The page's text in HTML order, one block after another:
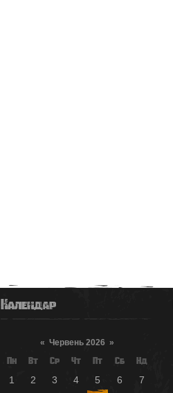
Календар
« Червень 2026 »
Пн Вт Ср Чт Пт Сб Нд
1 2 3 4 5 6 7